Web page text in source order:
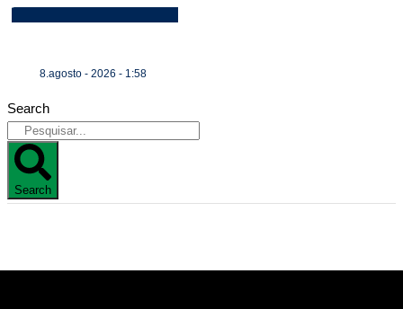
8.agosto - 2026 - 1:58
Search
Search